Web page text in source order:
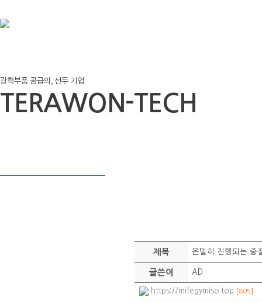
광학부품 공급의, 선두 기업
TERAWON-TECH
제목 은밀히 진행되는 중
글쓴이 AD
https://mifegymiso.top [805]